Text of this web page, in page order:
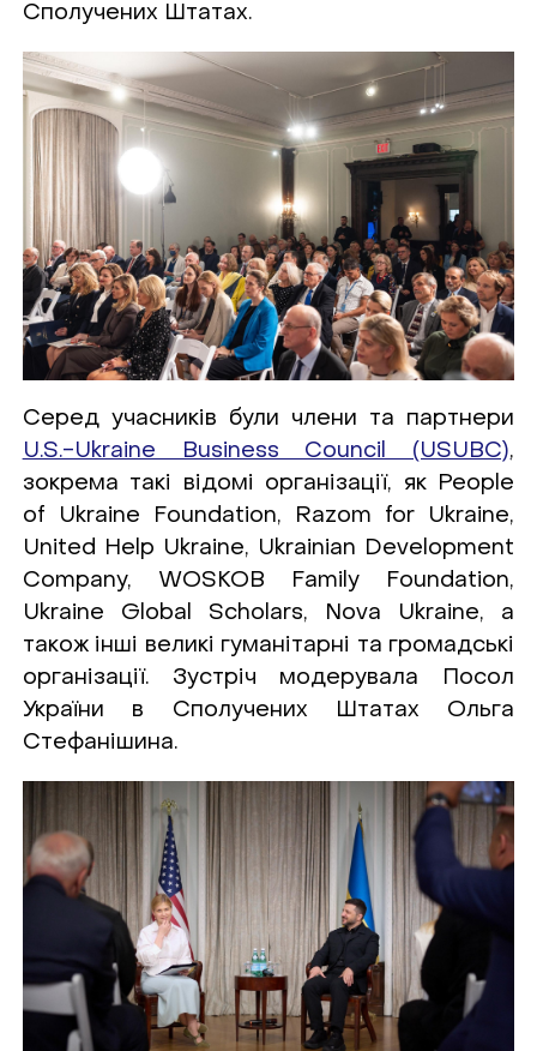
Сполучених Штатах.
Серед учасників були члени та партнери
U.S.-Ukraine Business Council (USUBC),
зокрема такі відомі організації, як People
of Ukraine Foundation, Razom for Ukraine,
United Help Ukraine, Ukrainian Development
Company, WOSKOB Family Foundation,
Ukraine Global Scholars, Nova Ukraine, а
також інші великі гуманітарні та громадські
організації. Зустріч модерувала Посол
України в Сполучених Штатах Ольга
Стефанішина.